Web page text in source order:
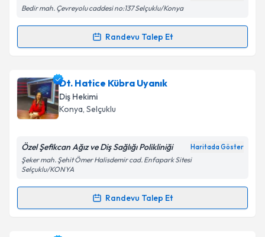
Bedir mah. Çevreyolu caddesi no:137 Selçuklu/Konya
Randevu Talep Et
Randevu Takvimi Talebi
Dt. Ahmet Can Üzümcüoğluiçin randevu takvimi
talebi oluşturun. Size bu uzmandan randevu almanız
için bir takvim hazırlandığında e-posta ile
bilgilendireceğiz.
E-posta Adresiniz
Kişisel verilerimin işlenmesine ilişkin
Metni'ni okudum ve kişisel verilerimin belirtilen
Dt. Hatice Kübra Uyanık
Diş Hekimi
Konya, Selçuklu
Özel Şefikcan Ağız ve Diş Sağlığı Polikliniği Haritada Göster
Şeker mah. Şehit Ömer Halisdemir cad. Enfapark Sitesi
Selçuklu/KONYA
Randevu Talep Et
Randevu Takvimi Talebi